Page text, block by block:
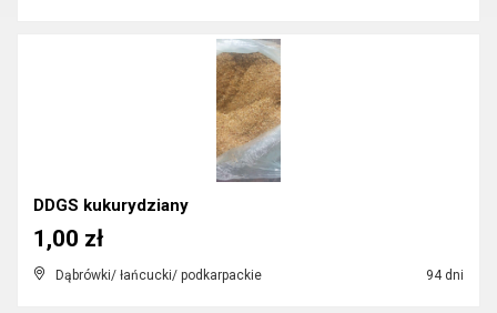
DDGS kukurydziany
Dąbrówki/ łańcucki/ podkarpackie 94 dni
1,00 zł